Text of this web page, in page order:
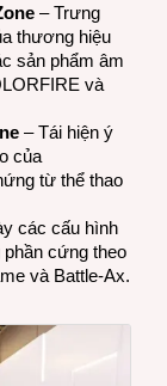
– Trưng
thương hiệu
sản phẩm âm
và
– Tái hiện ý
của
từ thể thao
các cấu hình
cứng theo
và Battle-Ax.